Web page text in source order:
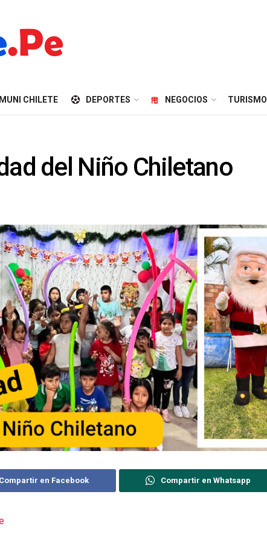
MUNI CHILETE DEPORTES NEGOCIOS TURISMO
del Niño Chiletano
Compartir en Facebook Compartir en Whatsapp